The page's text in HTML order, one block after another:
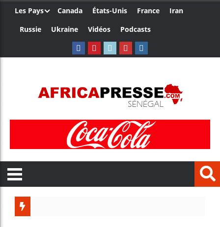
Les Pays Canada États-Unis France
Iran
Russie
Ukraine Vidéos Podcasts